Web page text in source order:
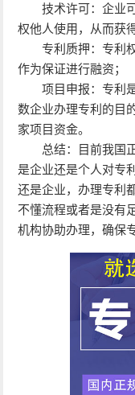
技术许可：企业
权他人使用，从而获
专利质押：专利
作为保证进行融资；
项目申报：专利
数企业办理专利的目
家项目资金。
总结：目前我国
是企业还是个人对专
还是企业，办理专利
不懂流程或者是没有
机构协助办理，确保